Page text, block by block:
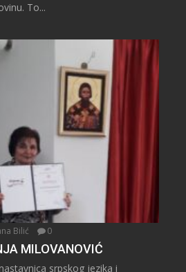
To...
Bilić 0
MILOVANOVIĆ
srpskog jezika i